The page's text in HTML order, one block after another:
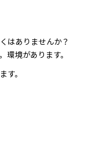
はありませんか？
境があります。
す。